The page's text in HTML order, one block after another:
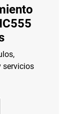
servicios